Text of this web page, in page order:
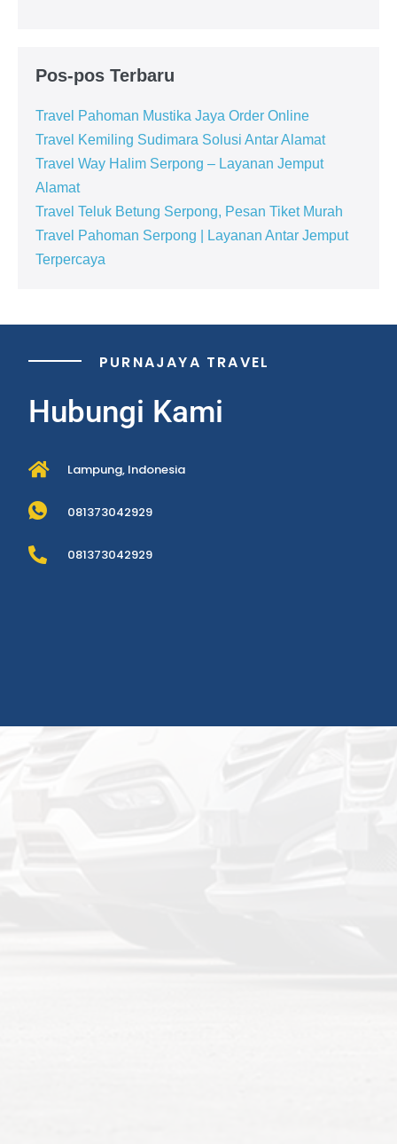
Pos-pos Terbaru
Travel Pahoman Mustika Jaya Order Online
Travel Kemiling Sudimara Solusi Antar Alamat
Travel Way Halim Serpong – Layanan Jemput
Alamat
Travel Teluk Betung Serpong, Pesan Tiket Murah
Travel Pahoman Serpong | Layanan Antar Jemput
Terpercaya
PURNAJAYA TRAVEL
Hubungi Kami
Lampung, Indonesia
081373042929
081373042929